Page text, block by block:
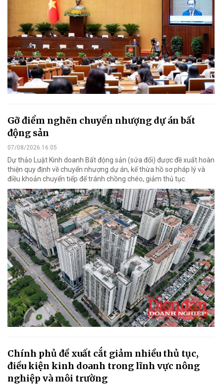
Gỡ điểm nghẽn chuyển nhượng dự án bất
động sản
07/08/2026 16:05
Dự thảo Luật Kinh doanh Bất động sản (sửa đổi) được đề xuất hoàn
thiện quy định về chuyển nhượng dự án, kế thừa hồ sơ pháp lý và
điều khoản chuyển tiếp để tránh chồng chéo, giảm thủ tục.
Chính phủ đề xuất cắt giảm nhiều thủ tục,
điều kiện kinh doanh trong lĩnh vực nông
nghiệp và môi trường